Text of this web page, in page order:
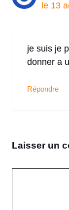
le 13
je suis je
donner a
Répondre
Laisser un